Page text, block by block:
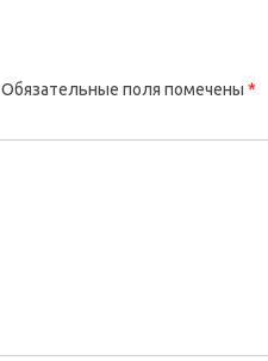
Обязательные поля помечены *